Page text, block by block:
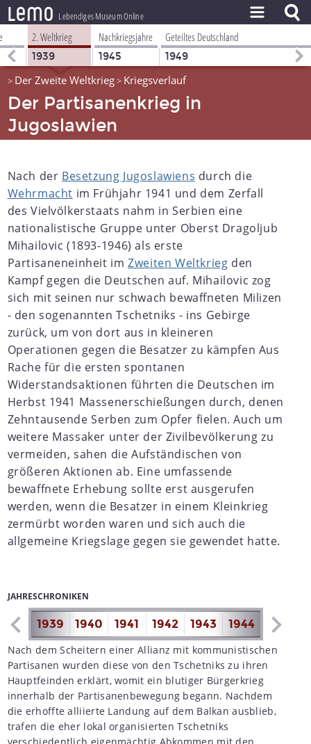
lemo Lebendiges Museum Online
ZEITSTRAHL
THEMEN
ZEITZEUGEN
BESTAND
PROJEKT
2. Weltkrieg
1939
Nachkriegsjahre
1945
Geteiltes Deutschland
1949
> Der Zweite Weltkrieg> Kriegsverlauf
Der Partisanenkrieg in
Jugoslawien
Nach der Besetzung Jugoslawiens durch die
Wehrmacht im Frühjahr 1941 und dem Zerfall
des Vielvölkerstaats nahm in Serbien eine
nationalistische Gruppe unter Oberst Dragoljub
Mihailovic (1893-1946) als erste
Partisaneneinheit imZweiten Weltkrieg den
Kampf gegen die Deutschen auf. Mihailovic zog
sich mit seinen nur schwach bewaffneten Milizen
- den sogenannten Tschetniks - ins Gebirge
zurück, um von dort aus in kleineren
Operationen gegen die Besatzer zu kämpfen Aus
Rache für die ersten spontanen
Widerstandsaktionen führten die Deutschen im
Herbst 1941 Massenerschießungen durch, denen
Zehntausende Serben zum Opfer fielen. Auch um
weitere Massaker unter der Zivilbevölkerung zu
vermeiden, sahen die Aufständischen von
größeren Aktionen ab. Eine umfassende
bewaffnete Erhebung sollte erst ausgerufen
werden, wenn die Besatzer in einem Kleinkrieg
zermürbt worden waren und sich auch die
allgemeine Kriegslage gegen sie gewendet hatte.
JAHRESCHRONIKEN
1939 1940 1941 1942 1943 1944 1945
Nach dem Scheitern einer Allianz mit kommunistischen
Partisanen wurden diese von den Tschetniks zu ihren
Hauptfeinden erklärt, womit ein blutiger Bürgerkrieg
innerhalb der Partisanenbewegung begann. Nachdem
die erhoffte alliierte Landung auf dem Balkan ausblieb,
trafen die eher lokal organisierten Tschetniks